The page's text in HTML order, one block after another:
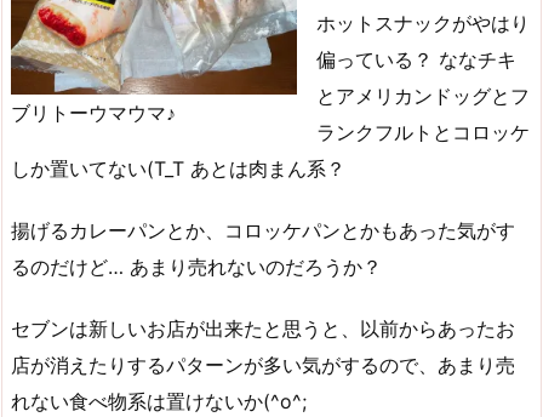
ブリトーウマウマ♪
ホットスナックがやはり
偏っている？ ななチキ
とアメリカンドッグとフ
ランクフルトとコロッケ
しか置いてない(T_T あとは肉まん系？
揚げるカレーパンとか、コロッケパンとかもあった気がす
るのだけど… あまり売れないのだろうか？
セブンは新しいお店が出来たと思うと、以前からあったお
店が消えたりするパターンが多い気がするので、あまり売
れない食べ物系は置けないか(^o^;